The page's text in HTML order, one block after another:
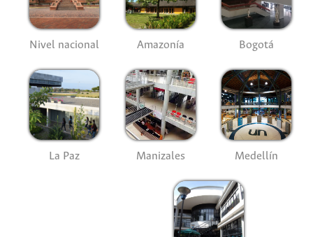
Nivel nacional Amazonía Bogotá
La Paz Manizales Medellín